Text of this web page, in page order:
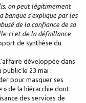
on peut légitimement
banque s’explique par les
de la confiance de sa
ci et de la défaillance
de synthèse du
développée dans
le 23 mai :
pour masquer ses
» de la hiérarchie dont
des services de